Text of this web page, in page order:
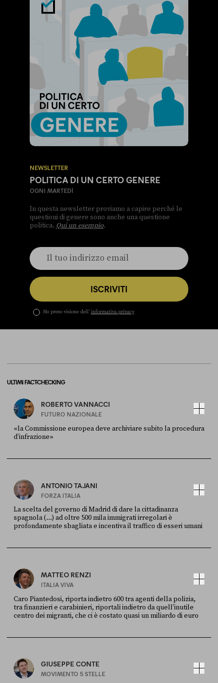
NEWSLETTER
POLITICA DI UN CERTO GENERE
OGNI MARTEDÌ
In questa newsletter proviamo a capire perché le
questioni di genere sono anche una questione
politica. Qui un esempio.
ISCRIVITI
Ho preso visione dell’ informativa privacy
ULTIMI FACT-CHECKING
ROBERTO VANNACCI
FUTURO NAZIONALE
«la Commissione europea deve archiviare subito la procedura
d’infrazione»
ANTONIO TAJANI
FORZA ITALIA
La scelta del governo di Madrid di dare la cittadinanza
spagnola (...) ad oltre 500 mila immigrati irregolari è
profondamente sbagliata e incentiva il traffico di esseri umani
MATTEO RENZI
ITALIA VIVA
Caro Piantedosi, riporta indietro 600 tra agenti della polizia,
tra finanzieri e carabinieri, riportali indietro da quell’inutile
centro dei migranti, che ci è costato quasi un miliardo di euro
GIUSEPPE CONTE
MOVIMENTO 5 STELLE